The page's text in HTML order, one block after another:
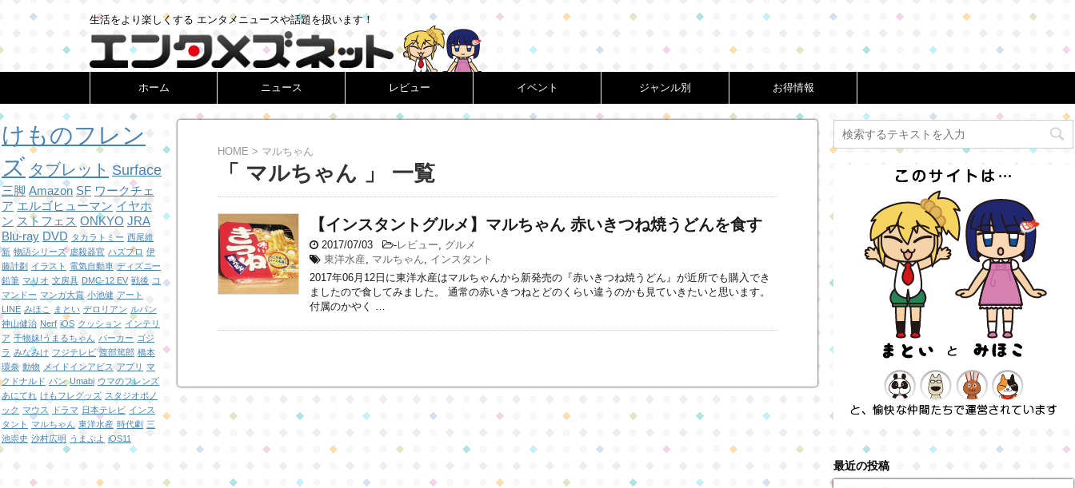
生活をより楽しくする エンタメニュースや話題を扱います！
ホーム ニュース レビュー イベント ジャンル別 お得情報
HOME > マルちゃん
「 マルちゃん 」 一覧
【インスタントグルメ】マルちゃん 赤いきつね焼うどんを食す
2017/07/03 -レビュー, グルメ
東洋水産, マルちゃん, インスタント
2017年06月12日に東洋水産はマルちゃんから新発売の『赤いきつね焼うどん』が近所でも購入でき
ましたので食してみました。 通常の赤いきつねとどのくらい違うのかも見ていきたいと思います。
付属のかやく …
最近の投稿
けものフレン
ズ タブレット Surface
三脚 Amazon SF ワークチェ
ア エルゴヒューマン イヤホ
ン ストフェス ONKYO JRA
Blu-ray DVD タカラトミー 西尾維
新 物語シリーズ 虐殺器官 ハズプロ 伊
藤計劃 イラスト 電気自動車 ディズニー
鉛筆 マリオ 文房具 DMC-12 EV 戦後 コ
マンドー マンガ大賞 小池健 アート
LINE みほこ まとい デロリアン ルパン
神山健治 Nerf iOS クッション インテリ
ア 干物妹!うまるちゃん パーカー ゴジ
ラ みなみけ フジテレビ 渡部篤郎 橋本
環奈 動物 メイドインアビス アプリ
マ
クドナルド パン Umabi ウマのフレンズ
あにてれ けもフレグッズ スタジオポノ
ック マウス ドラマ 日本テレビ インス
タント
マルちゃん 東洋水産 時代劇 三
池崇史 沙村広明 うまぷよ iOS11